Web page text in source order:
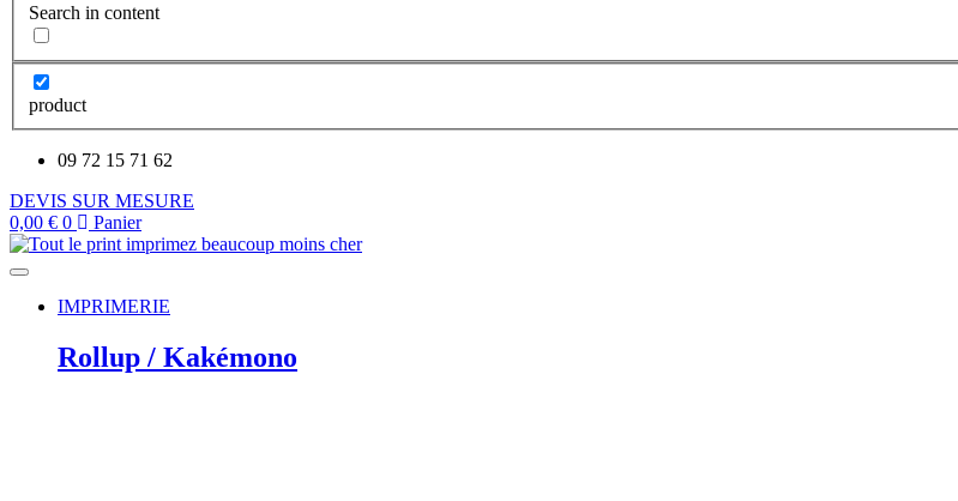
Search in content
product
09 72 15 71 62
DEVIS SUR MESURE
0,00 € 0 Panier
IMPRIMERIE
Rollup / Kakémono